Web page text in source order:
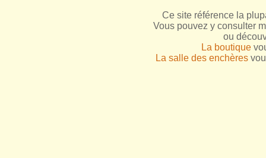
Ce site référence la
Vous pouvez y consulter
ou
La boutique
La salle des enchères